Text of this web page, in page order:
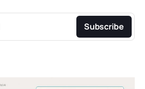
Subscribe